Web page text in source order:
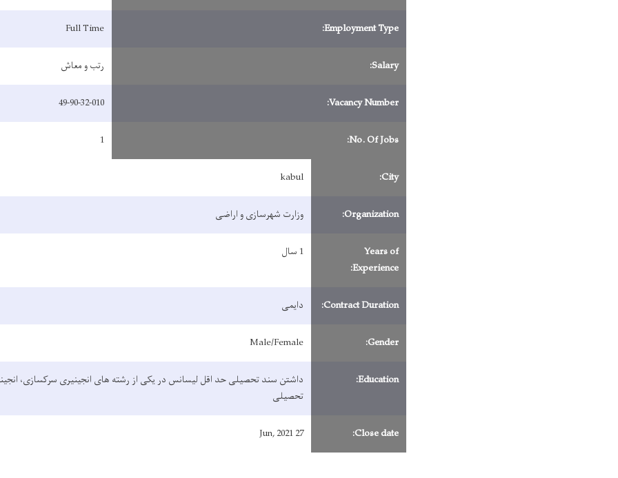
Employment Type:
Full Time
Salary: رتب و معاش
Vacancy Number:
49-90-32-010
No. Of Jobs:
1
City:
kabul
Organization: وزارت شهرسازی و اراضی
Years of
Experience:
1 سال
Contract Duration: دایمی
Gender:
Male/Female
Education:
داشتن سند تحصیلی حد اقل لیسانس در یکی از رشته ‌های انجینیری سرکسازی،
تحصیلی
Close date:
27 Jun, 2021